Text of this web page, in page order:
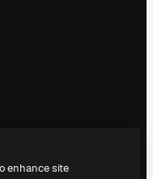
enhance site